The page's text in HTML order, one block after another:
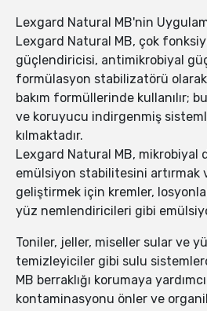
Lexgard Natural MB'nin
Lexgard Natural MB, çok
güçlendiricisi, antimikrobiyal
formülasyon stabilizatörü
bakım formüllerinde kullanılır;
ve koruyucu indirgenmiş
kılmaktadır.
Lexgard Natural MB, mikrobiyal
emülsiyon stabilitesini artırmak
geliştirmek için kremler,
yüz nemlendiricileri gibi
Toniler, jeller, miseller sular ve
temizleyiciler gibi sulu
MB berraklığı korumaya
kontaminasyonu önler ve